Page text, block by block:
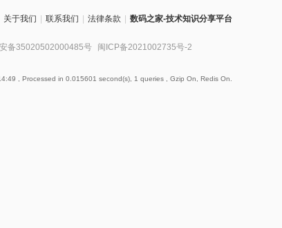
关于我们 联系我们 法律条款 数码之家-技术知识分享平台
备35020502000485号 闽ICP备2021002735号-2
, Processed in 0.015601 second(s), 1 queries , Gzip On, Redis On.